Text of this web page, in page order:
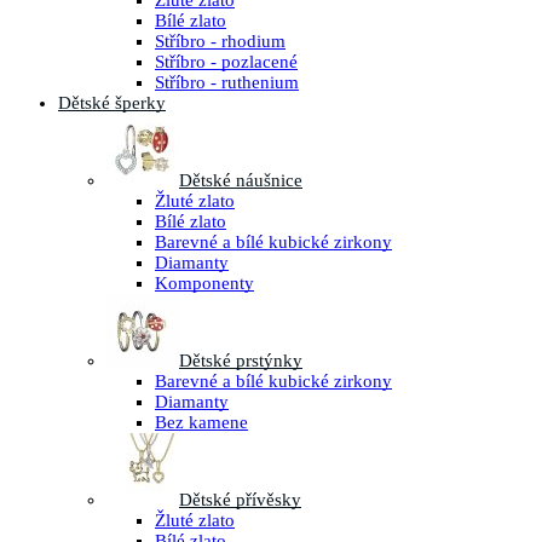
Bílé zlato
Stříbro - rhodium
Stříbro - pozlacené
Stříbro - ruthenium
Dětské šperky
Dětské náušnice
Žluté zlato
Bílé zlato
Barevné a bílé kubické zirkony
Diamanty
Komponenty
Dětské prstýnky
Barevné a bílé kubické zirkony
Diamanty
Bez kamene
Dětské přívěsky
Žluté zlato